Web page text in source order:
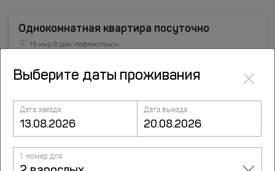
Однокомнатная квартира посуточно
15 мкр 8 дом, Нефтеюганск
Выберите даты проживания ×
Дата заезда Дата выезда
1 номер для